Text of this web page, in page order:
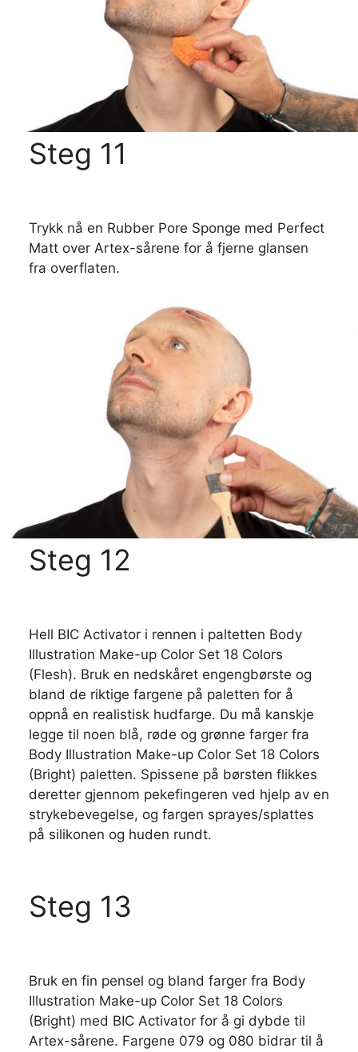
Steg 11
Trykk nå en Rubber Pore Sponge med Perfect
Matt over Artex-sårene for å fjerne glansen
fra overflaten.
Steg 12
Hell BIC Activator i rennen i paltetten Body
Illustration Make-up Color Set 18 Colors
(Flesh). Bruk en nedskåret engengbørste og
bland de riktige fargene på paletten for å
oppnå en realistisk hudfarge. Du må kanskje
legge til noen blå, røde og grønne farger fra
Body Illustration Make-up Color Set 18 Colors
(Bright) paletten. Spissene på børsten flikkes
deretter gjennom pekefingeren ved hjelp av en
strykebevegelse, og fargen sprayes/splattes
på silikonen og huden rundt.
Steg 13
Bruk en fin pensel og bland farger fra Body
Illustration Make-up Color Set 18 Colors
(Bright) med BIC Activator for å gi dybde til
Artex-sårene. Fargene 079 og 080 bidrar til å